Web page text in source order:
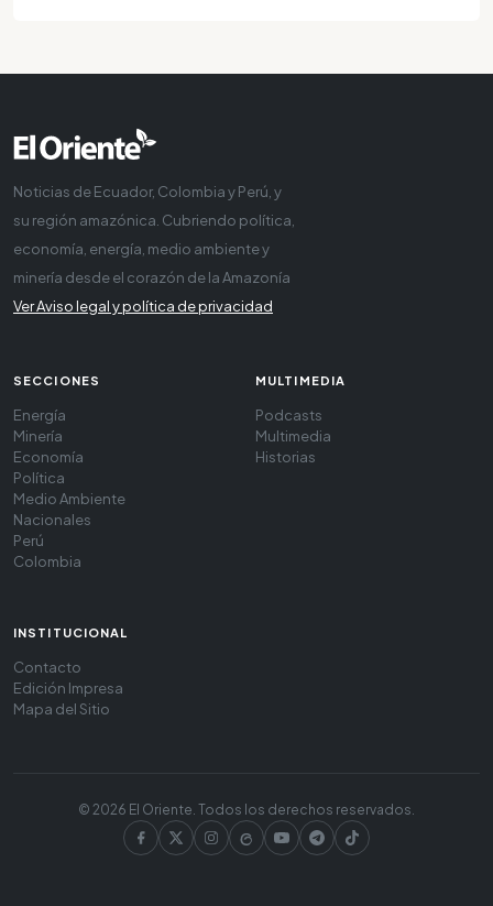
Noticias de Ecuador, Colombia y Perú, y
su región amazónica. Cubriendo política,
economía, energía, medio ambiente y
minería desde el corazón de la Amazonía
Ver Aviso legal y política de privacidad
SECCIONES
Energía
Minería
Economía
Política
Medio Ambiente
Nacionales
Perú
Colombia
MULTIMEDIA
Podcasts
Multimedia
Historias
INSTITUCIONAL
Contacto
Edición Impresa
Mapa del Sitio
© 2026 El Oriente. Todos los derechos reservados.